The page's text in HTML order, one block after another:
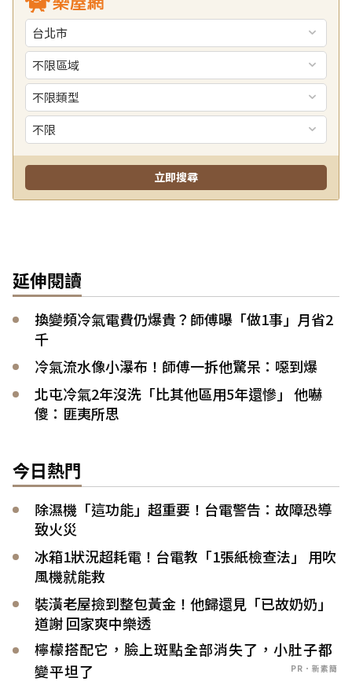
延伸閱讀
換變頻冷氣電費仍爆貴？師傅曝「做1事」月省2
千
冷氣流水像小瀑布！師傅一拆他驚呆：噁到爆
北屯冷氣2年沒洗「比其他區用5年還慘」 他嚇
傻：匪夷所思
今日熱門
除濕機「這功能」超重要！台電警告：故障恐導
致火災
冰箱1狀況超耗電！台電教「1張紙檢查法」 用吹
風機就能救
裝潢老屋撿到整包黃金！他歸還見「已故奶奶」
道謝 回家爽中樂透
檸檬搭配它，臉上斑點全部消失了，小肚子都
變平坦了
PR．新素簡